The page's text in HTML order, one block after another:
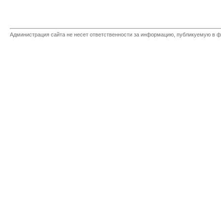
Администрация сайта не несет ответственности за информацию, публикуемую